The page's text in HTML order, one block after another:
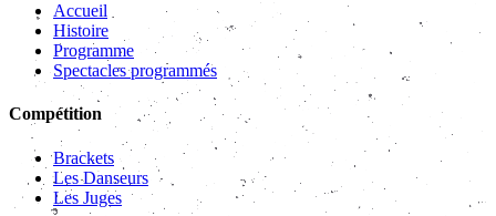
Accueil
Histoire
Programme
Spectacles programmés
Compétition
Brackets
Les Danseurs
Les Juges